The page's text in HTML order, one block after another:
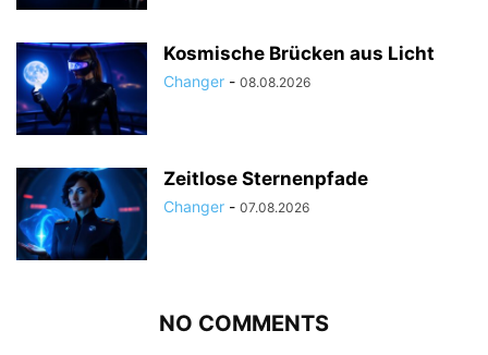
Kosmische Brücken aus Licht
Changer - 08.08.2026
Zeitlose Sternenpfade
Changer - 07.08.2026
NO COMMENTS